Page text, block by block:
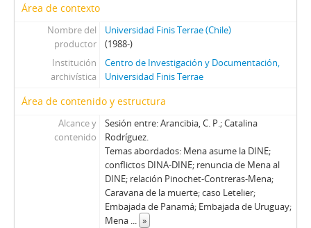
Área de contexto
Nombre del
productor
Universidad Finis Terrae (Chile)
(1988-)
Institución
archivística
Centro de Investigación y Documentación,
Universidad Finis Terrae
Área de contenido y estructura
Alcance y
contenido
Sesión entre: Arancibia, C. P.; Catalina
Rodríguez.
Temas abordados: Mena asume la DINE;
conflictos DINA-DINE; renuncia de Mena al
DINE; relación Pinochet-Contreras-Mena;
Caravana de la muerte; caso Letelier;
Embajada de Panamá; Embajada de Uruguay;
Mena ... »